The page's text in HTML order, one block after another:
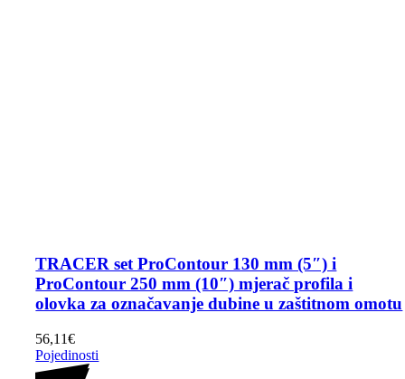
TRACER set ProContour 130 mm (5″) i
ProContour 250 mm (10″) mjerač profila i
olovka za označavanje dubine u zaštitnom omotu
56,11€
Pojedinosti